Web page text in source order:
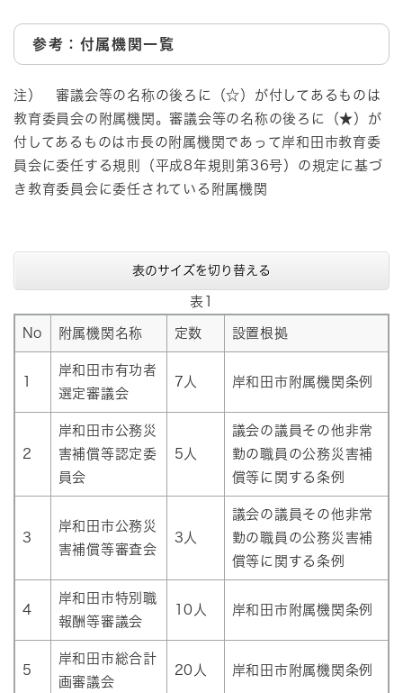
参考：付属機関一覧
注） 審議会等の名称の後ろに（☆）が付してあるものは
教育委員会の附属機関。審議会等の名称の後ろに（★）が
付してあるものは市長の附属機関であって岸和田市教育委
員会に委任する規則（平成8年規則第36号）の規定に基づ
き教育委員会に委任されている附属機関
表のサイズを切り替える
表1
No 附属機関名称 定数 設置根拠
岸和田市有功者
選定審議会
7人 岸和田市附属機関条例
2
岸和田市公務災
害補償等認定委
員会
5人
議会の議員その他非常
勤の職員の公務災害補
償等に関する条例
3
岸和田市公務災
害補償等審査会
3人
議会の議員その他非常
勤の職員の公務災害補
償等に関する条例
4
岸和田市特別職
報酬等審議会
10人 岸和田市附属機関条例
5
岸和田市総合計
画審議会
20人 岸和田市附属機関条例